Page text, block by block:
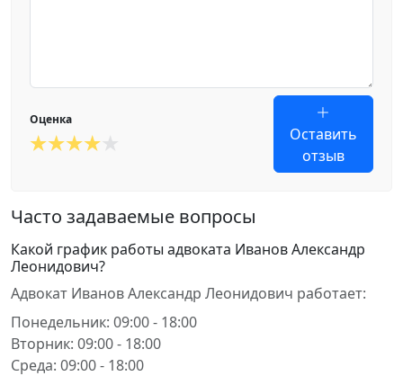
Оценка
Оставить
отзыв
Часто задаваемые вопросы
Какой график работы адвоката Иванов Александр
Леонидович?
Адвокат Иванов Александр Леонидович работает:
Понедельник: 09:00 - 18:00
Вторник: 09:00 - 18:00
Среда: 09:00 - 18:00